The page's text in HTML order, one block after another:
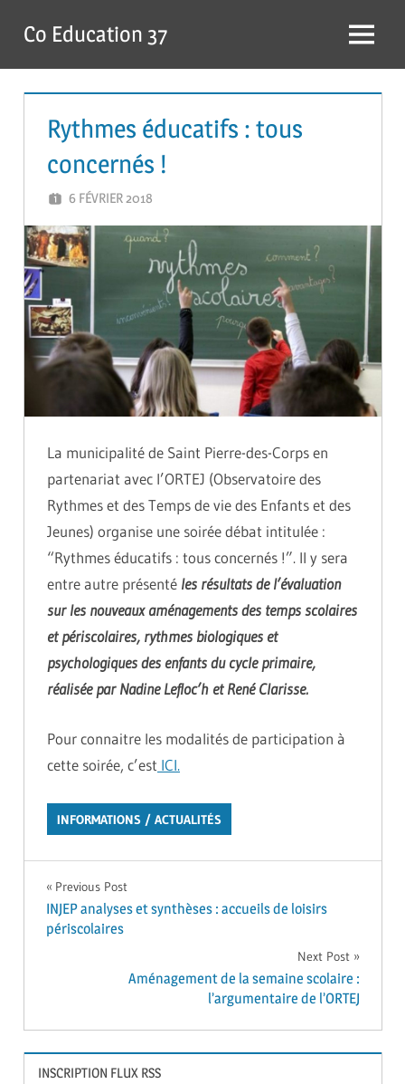
content
Co Education 37 Menu
Rythmes éducatifs : tous
concernés !
6 FÉVRIER 2018
La municipalité de Saint Pierre-des-Corps en
partenariat avec l’ORTEJ (Observatoire des
Rythmes et des Temps de vie des Enfants et des
Jeunes) organise une soirée débat intitulée :
“Rythmes éducatifs : tous concernés !”. Il y sera
entre autre présenté les résultats de l’évaluation
sur les nouveaux aménagements des temps scolaires
et périscolaires, rythmes biologiques et
psychologiques des enfants du cycle primaire,
réalisée par Nadine Lefloc’h et René Clarisse.
Pour connaitre les modalités de participation à
cette soirée, c’est ICI.
INFORMATIONS / ACTUALITÉS
Navigation
de
Previous Post
INJEP analyses et synthèses : accueils de loisirs
périscolaires
Next Post
Aménagement de la semaine scolaire :
l’argumentaire de l’ORTEJ
INSCRIPTION FLUX RSS